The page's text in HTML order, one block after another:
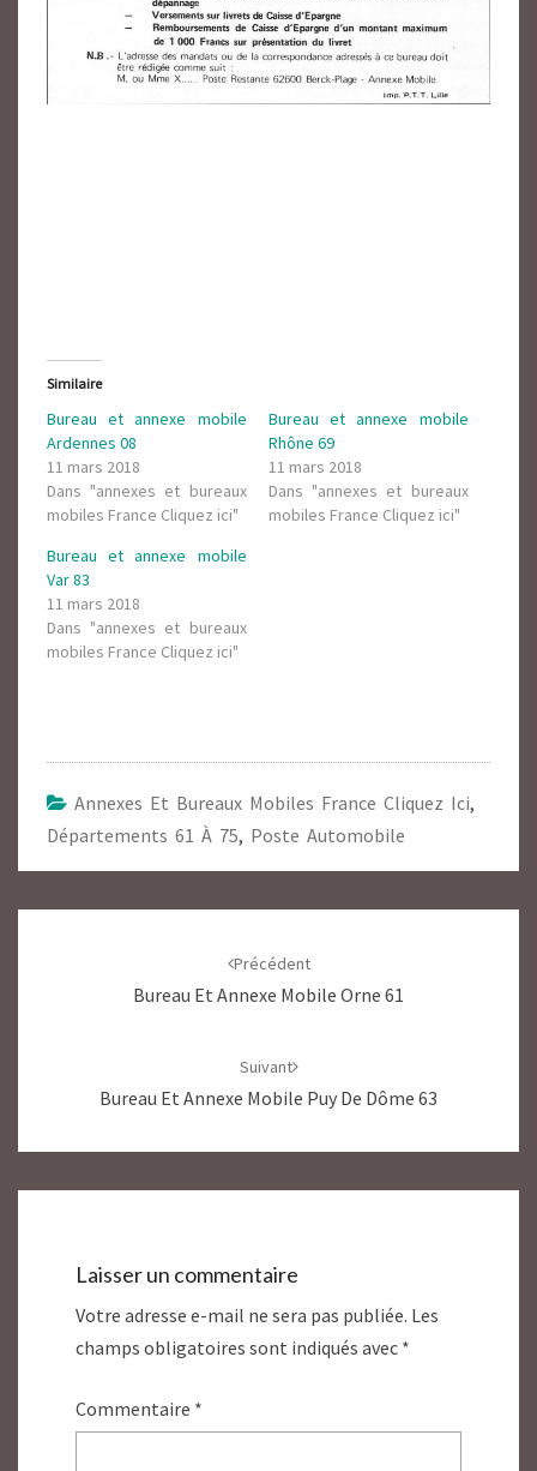
Similaire
Bureau et annexe mobile
Ardennes 08
11 mars 2018
Dans "annexes et bureaux
mobiles France Cliquez ici"
Bureau et annexe mobile
Rhône 69
11 mars 2018
Dans "annexes et bureaux
mobiles France Cliquez ici"
Bureau et annexe mobile
Var 83
11 mars 2018
Dans "annexes et bureaux
mobiles France Cliquez ici"
Annexes Et Bureaux Mobiles France Cliquez Ici,
Départements 61 À 75, Poste Automobile
Précédent
Bureau Et Annexe Mobile Orne 61
Suivant
Bureau Et Annexe Mobile Puy De Dôme 63
Laisser un commentaire
Votre adresse e-mail ne sera pas publiée. Les
champs obligatoires sont indiqués avec *
Commentaire *